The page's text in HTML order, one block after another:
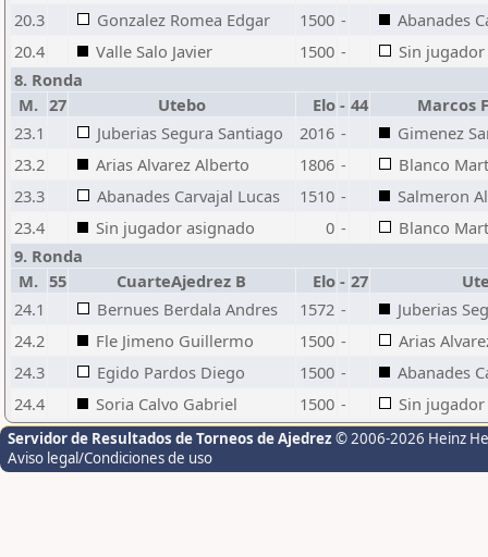
20.3
Gonzalez Romea Edgar 1500 -
Abanades
20.4
Valle Salo Javier 1500 -
Sin
8. Ronda
M. 27 Utebo Elo - 44
Marcos
23.1
Juberias Segura Santiago 2016 -
Gimenez
23.2
Arias Alvarez Alberto 1806 -
Blanco
23.3
Abanades Carvajal Lucas 1510 -
Salmeron
23.4
Sin jugador asignado 0 -
Blanco
9. Ronda
M. 55 CuarteAjedrez B Elo - 27
24.1
Bernues Berdala Andres 1572 -
Juberias
24.2
Fle Jimeno Guillermo 1500 -
Arias
24.3
Egido Pardos Diego 1500 -
Abanades
24.4
Soria Calvo Gabriel 1500 - Sin
Servidor de Resultados de Torneos de Ajedrez © 2006-2026 Heinz
Aviso legal/Condiciones de uso